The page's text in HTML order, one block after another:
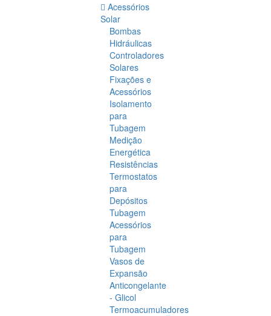
Acessórios
Solar
Bombas
Hidráulicas
Controladores
Solares
Fixações e
Acessórios
Isolamento
para
Tubagem
Medição
Energética
Resistências
Termostatos
para
Depósitos
Tubagem
Acessórios
para
Tubagem
Vasos de
Expansão
Anticongelante
- Glicol
Termoacumuladores